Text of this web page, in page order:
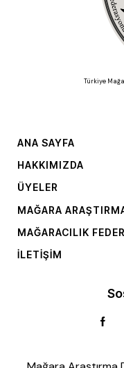
Türkiye
ANA SAYFA
HAKKIMIZDA
ÜYELER
MAĞARA
MAĞARACILIK
İLETIŞIM